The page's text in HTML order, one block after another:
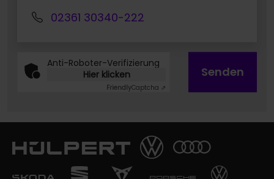
02361 30340-222
Anti-Roboter-Verifizierung
Hier klicken
FriendlyCaptcha ⇗
Senden